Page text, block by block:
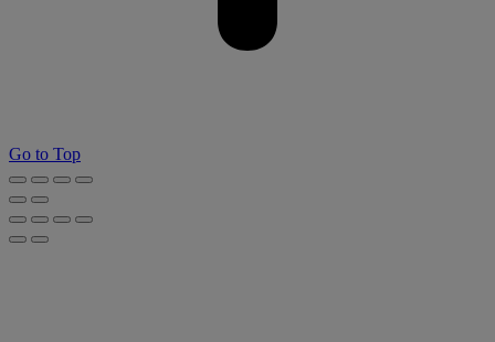
Go to Top